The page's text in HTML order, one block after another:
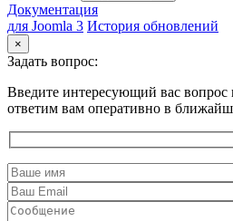
Документация
для Joomla 3 История обновлений
×
Задать вопрос:
Введите интересующий вас
ответим вам оперативно в